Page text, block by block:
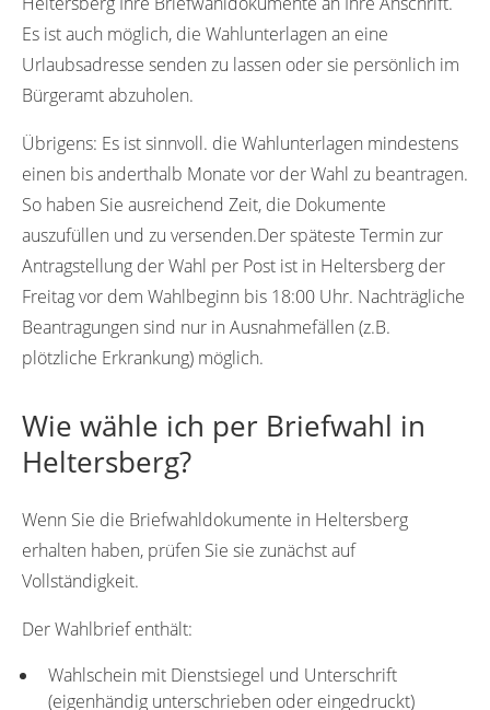
Es ist auch möglich, die Wahlunterlagen an eine
Urlaubsadresse senden zu lassen oder sie persönlich im
Bürgeramt abzuholen.
Übrigens: Es ist sinnvoll. die Wahlunterlagen mindestens
einen bis anderthalb Monate vor der Wahl zu beantragen.
So haben Sie ausreichend Zeit, die Dokumente
auszufüllen und zu versenden.Der späteste Termin zur
Antragstellung der Wahl per Post ist in Heltersberg der
Freitag vor dem Wahlbeginn bis 18:00 Uhr. Nachträgliche
Beantragungen sind nur in Ausnahmefällen (z.B.
plötzliche Erkrankung) möglich.
Wie wähle ich per Briefwahl in
Heltersberg?
Wenn Sie die Briefwahldokumente in Heltersberg
erhalten haben, prüfen Sie sie zunächst auf
Vollständigkeit.
Der Wahlbrief enthält:
Wahlschein mit Dienstsiegel und Unterschrift
(eigenhändig unterschrieben oder eingedruckt)